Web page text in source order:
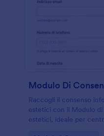
Raccogli il consenso
estetici con il Modulo
estetici, ideale per